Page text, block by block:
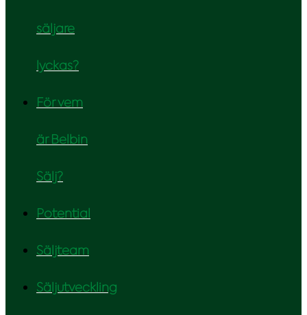
säljare
lyckas?
För vem
är Belbin
Sälj?
Potential
Säljteam
Säljutveckling